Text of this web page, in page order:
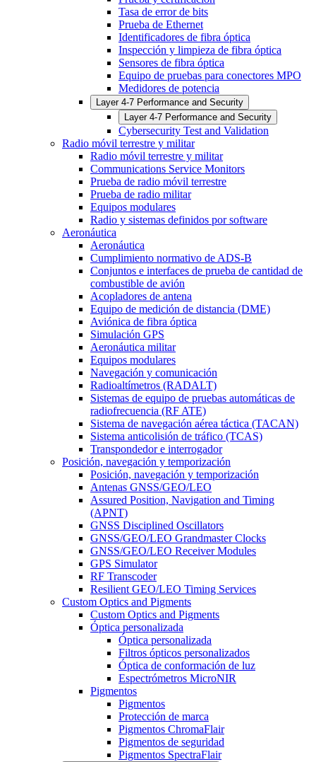
Tasa de error de bits
Prueba de Ethernet
Identificadores de fibra óptica
Inspección y limpieza de fibra óptica
Sensores de fibra óptica
Equipo de pruebas para conectores MPO
Medidores de potencia
Layer 4-7 Performance and Security
Layer 4-7 Performance and Security
Cybersecurity Test and Validation
Radio móvil terrestre y militar
Radio móvil terrestre y militar
Communications Service Monitors
Prueba de radio móvil terrestre
Prueba de radio militar
Equipos modulares
Radio y sistemas definidos por software
Aeronáutica
Aeronáutica
Cumplimiento normativo de ADS-B
Conjuntos e interfaces de prueba de cantidad de
combustible de avión
Acopladores de antena
Equipo de medición de distancia (DME)
Aviónica de fibra óptica
Simulación GPS
Aeronáutica militar
Equipos modulares
Navegación y comunicación
Radioaltímetros (RADALT)
Sistemas de equipo de pruebas automáticas de
radiofrecuencia (RF ATE)
Sistema de navegación aérea táctica (TACAN)
Sistema anticolisión de tráfico (TCAS)
Transpondedor e interrogador
Posición, navegación y temporización
Posición, navegación y temporización
Antenas GNSS/GEO/LEO
Assured Position, Navigation and Timing
(APNT)
GNSS Disciplined Oscillators
GNSS/GEO/LEO Grandmaster Clocks
GNSS/GEO/LEO Receiver Modules
GPS Simulator
RF Transcoder
Resilient GEO/LEO Timing Services
Custom Optics and Pigments
Custom Optics and Pigments
Óptica personalizada
Óptica personalizada
Filtros ópticos personalizados
Óptica de conformación de luz
Espectrómetros MicroNIR
Pigmentos
Pigmentos
Protección de marca
Pigmentos ChromaFlair
Pigmentos de seguridad
Pigmentos SpectraFlair